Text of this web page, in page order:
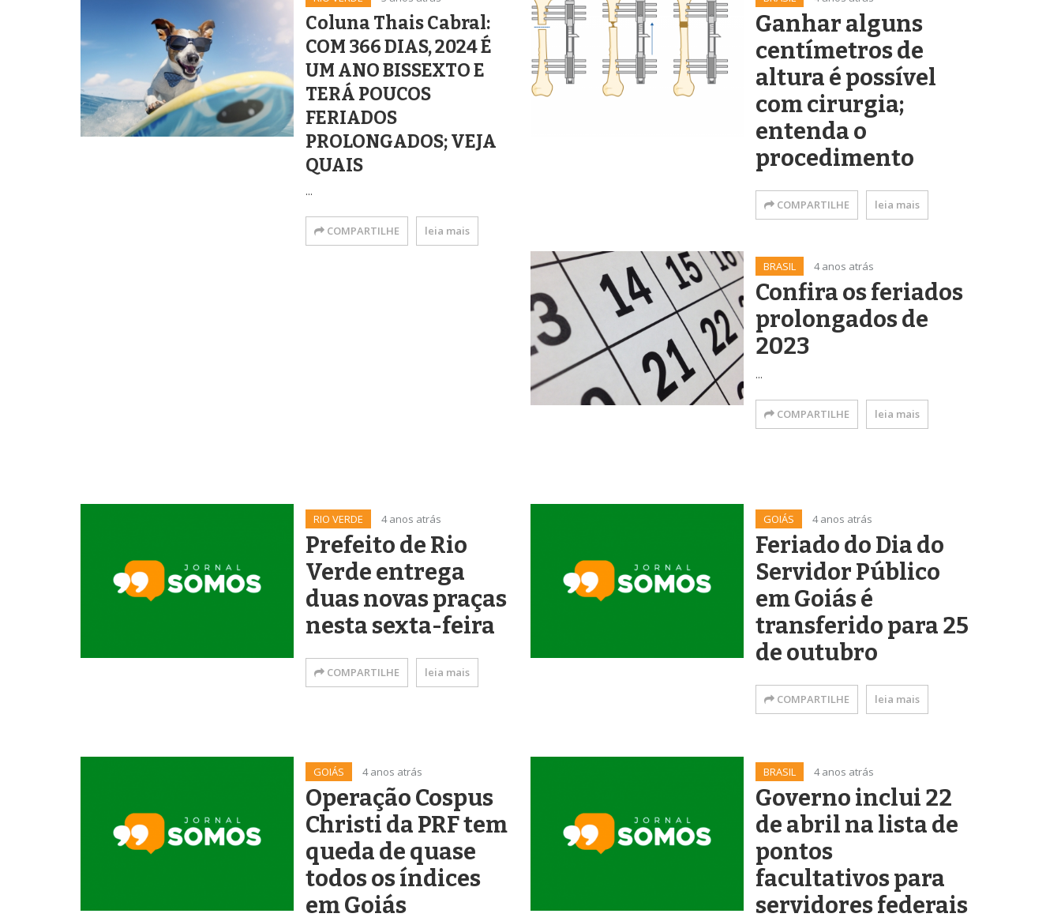
Coluna Thais Cabral:
COM 366 DIAS, 2024 É
UM ANO BISSEXTO E
TERÁ POUCOS
FERIADOS
PROLONGADOS; VEJA
QUAIS
...
COMPARTILHE leia mais
Ganhar alguns
centímetros de
altura é possível
com cirurgia;
entenda o
procedimento
COMPARTILHE leia mais
BRASIL 4 anos atrás
Confira os feriados
prolongados de
2023
...
COMPARTILHE leia mais
RIO VERDE 4 anos atrás
Prefeito de Rio
Verde entrega
duas novas praças
nesta sexta-feira
COMPARTILHE leia mais
GOIÁS 4 anos atrás
Feriado do Dia do
Servidor Público
em Goiás é
transferido para 25
de outubro
COMPARTILHE leia mais
GOIÁS 4 anos atrás
Operação Cospus
Christi da PRF tem
queda de quase
todos os índices
em Goiás
BRASIL 4 anos atrás
Governo inclui 22
de abril na lista de
pontos
facultativos para
servidores federais